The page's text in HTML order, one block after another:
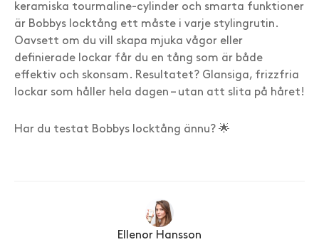
keramiska tourmaline-cylinder och smarta funktioner
är Bobbys locktång ett måste i varje stylingrutin.
Oavsett om du vill skapa mjuka vågor eller
definierade lockar får du en tång som är både
effektiv och skonsam. Resultatet? Glansiga, frizzfria
lockar som håller hela dagen – utan att slita på håret!
Har du testat Bobbys locktång ännu? 🌟
Ellenor Hansson